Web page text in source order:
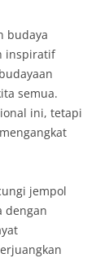
budaya
inspiratif
semua.
ini, tetapi
jempol
dengan